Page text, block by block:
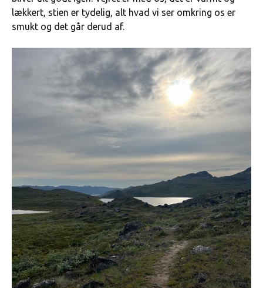
lækkert, stien er tydelig, alt hvad vi ser omkring os er
smukt og det går derud af.